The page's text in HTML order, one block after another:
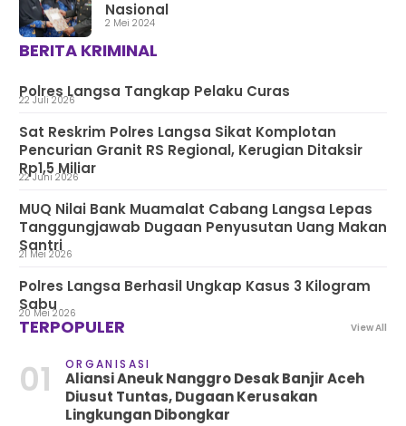
Nasional
2 Mei 2024
BERITA KRIMINAL
Polres Langsa Tangkap Pelaku Curas
22 Juli 2026
Sat Reskrim Polres Langsa Sikat Komplotan
Pencurian Granit RS Regional, Kerugian Ditaksir
Rp1,5 Miliar
22 Juni 2026
MUQ Nilai Bank Muamalat Cabang Langsa Lepas
Tanggungjawab Dugaan Penyusutan Uang Makan
Santri
21 Mei 2026
Polres Langsa Berhasil Ungkap Kasus 3 Kilogram
Sabu20 Mei 2026
TERPOPULER View All
01 ORGANISASI
Aliansi Aneuk Nanggro Desak Banjir Aceh
Diusut Tuntas, Dugaan Kerusakan
Lingkungan Dibongkar